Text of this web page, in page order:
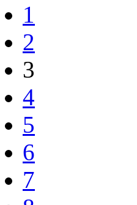
1
2
3
4
5
6
7